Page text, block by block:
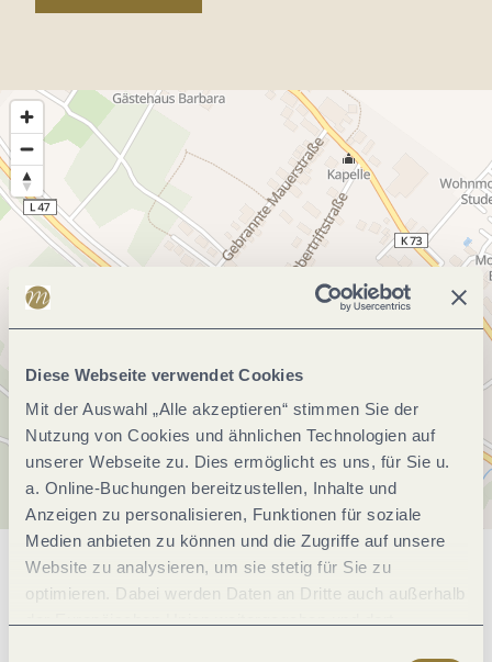
Diese Webseite verwendet Cookies
Mit der Auswahl „Alle akzeptieren“ stimmen Sie der
Nutzung von Cookies und ähnlichen Technologien auf
unserer Webseite zu. Dies ermöglicht es uns, für Sie u.
a. Online-Buchungen bereitzustellen, Inhalte und
Anzeigen zu personalisieren, Funktionen für soziale
Medien anbieten zu können und die Zugriffe auf unsere
Website zu analysieren, um sie stetig für Sie zu
optimieren. Dabei werden Daten an Dritte auch außerhalb
Allgemeine Informationen